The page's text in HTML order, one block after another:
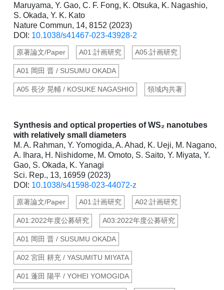
Maruyama, Y. Gao, C. F. Fong, K. Otsuka, K. Nagashio,
S. Okada, Y. K. Kato
Nature Commun, 14, 8152 (2023)
DOI: 10.1038/s41467-023-43928-2
原著論文/Paper A01:計画研究 A05:計画研究
A01 岡田 晋 / SUSUMU OKADA
A05 長汐 晃輔 / KOSUKE NAGASHIO 領域内共著
Synthesis and optical properties of WS₂ nanotubes
with relatively small diameters
M. A. Rahman, Y. Yomogida, A. Ahad, K. Ueji, M. Nagano,
A. Ihara, H. Nishidome, M. Omoto, S. Saito, Y. Miyata, Y.
Gao, S. Okada, K. Yanagi
Sci. Rep., 13, 16959 (2023)
DOI: 10.1038/s41598-023-44072-z
原著論文/Paper A01:計画研究 A02:計画研究
A01:2022年度公募研究 A03:2022年度公募研究
A01 岡田 晋 / SUSUMU OKADA
A02 宮田 耕充 / YASUMITU MIYATA
A01 蓬田 陽平 / YOHEI YOMOGIDA